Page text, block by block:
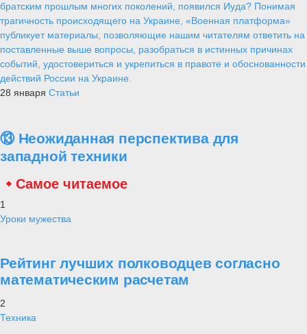
братским прошлым многих поколений, появился Иуда? Понимая
трагичность происходящего на Украине, «Военная платформа»
публикует материалы, позволяющие нашим читателям ответить на
поставленные выше вопросы, разобраться в истинных причинах
событий, удостовериться и укрепиться в правоте и обоснованности
действий России на Украине.
28 января Статьи
⑬ Неожиданная перспектива для
западной техники
Самое читаемое
1
Уроки мужества
Рейтинг лучших полководцев согласно
математическим расчетам
2
Техника